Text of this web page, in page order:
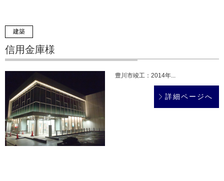
建築
信用金庫様
豊川市竣工：2014年...
詳細ページへ